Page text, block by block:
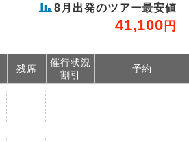
8 月出発のツアー最安値
41,100 円
残席
催行状況
割引
予約